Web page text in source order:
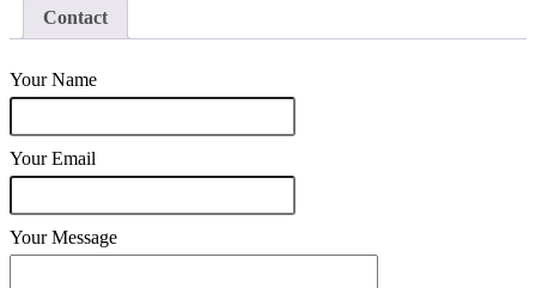
Contact
Your Name
Your Email
Your Message